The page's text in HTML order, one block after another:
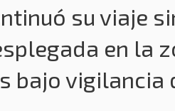
su viaje
en la
bajo vigilancia